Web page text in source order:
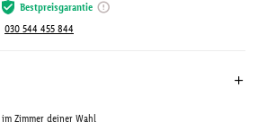
Bestpreisgarantie
030 544 455 844
Zimmer deiner Wahl